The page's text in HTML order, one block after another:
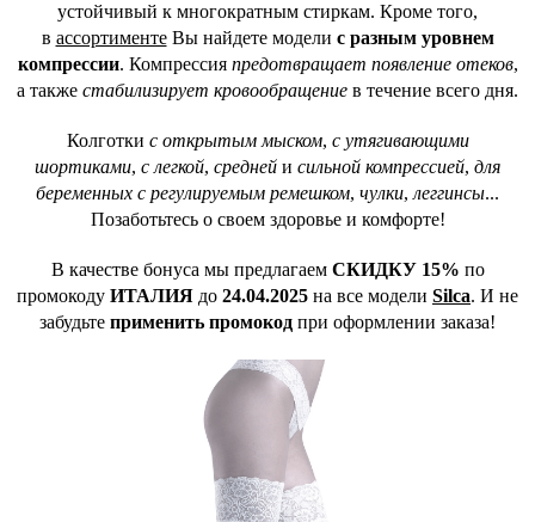
устойчивый к многократным стиркам. Кроме того,
в ассортиментеВы найдете модели с разным уровнем
компрессии. Компрессия предотвращает появление отеков,
а также стабилизирует кровообращение в течение всего дня.
Колготки с открытым мыском, с утягивающими
шортиками, с легкой, средней и сильной компрессией, для
беременных с регулируемым ремешком, чулки, леггинсы...
Позаботьтесь о своем здоровье и комфорте!
В качестве бонуса мы предлагаем СКИДКУ 15% по
промокоду ИТАЛИЯ до 24.04.2025 на все модели Silca. И не
забудьте применить промокод при оформлении заказа!